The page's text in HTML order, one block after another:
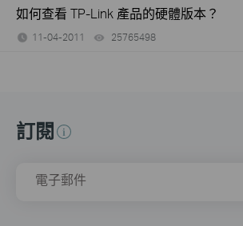
如何查看 TP-Link 產品的硬體版本？
11-04-2011 25765498
訂閱
電子郵件